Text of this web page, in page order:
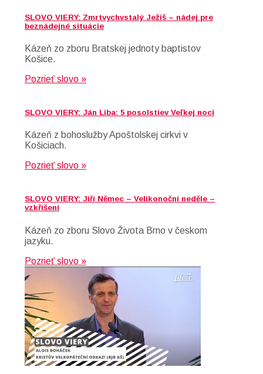
SLOVO VIERY: Zmrtvychvstalý Ježiš – nádej pre
beznádejné situácie
Kázeň zo zboru Bratskej jednoty baptistov
Košice.
Pozrieť slovo »
SLOVO VIERY: Ján Liba: 5 posolstiev Veľkej noci
Kázeň z bohoslužby Apoštolskej cirkvi v
Košiciach.
Pozrieť slovo »
SLOVO VIERY: Jiří Němec – Velikonoční neděle –
vzkříšení
Kázeň zo zboru Slovo Života Brno v českom
jazyku.
Pozrieť slovo »